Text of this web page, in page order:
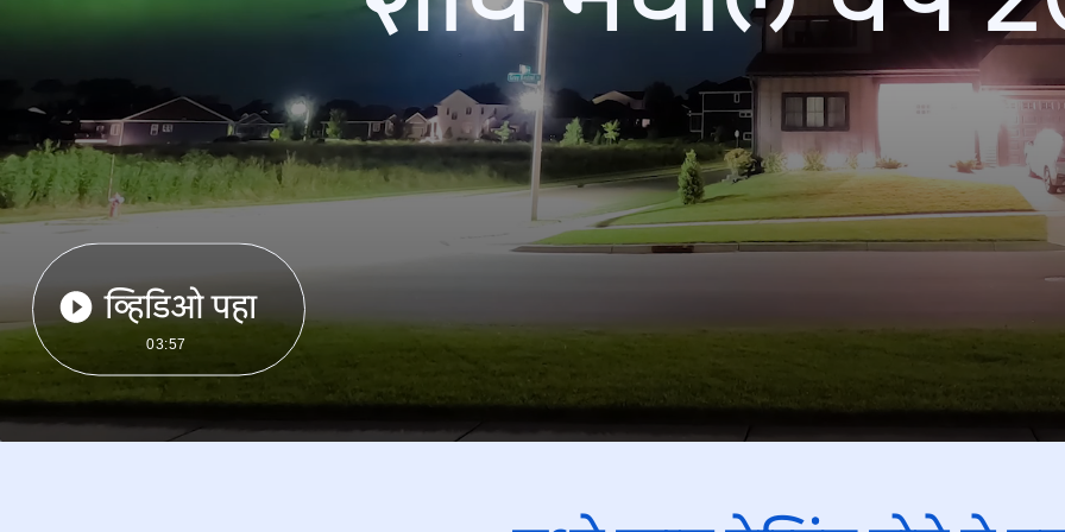
व्हिडिओ पहा
03:57